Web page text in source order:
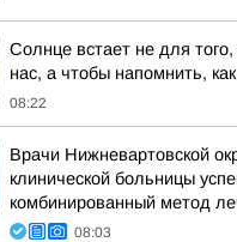
Солнце встает не для
нас, а чтобы напомнить,
08:22
Врачи Нижневартовской
клинической больницы
комбинированный метод
08:03